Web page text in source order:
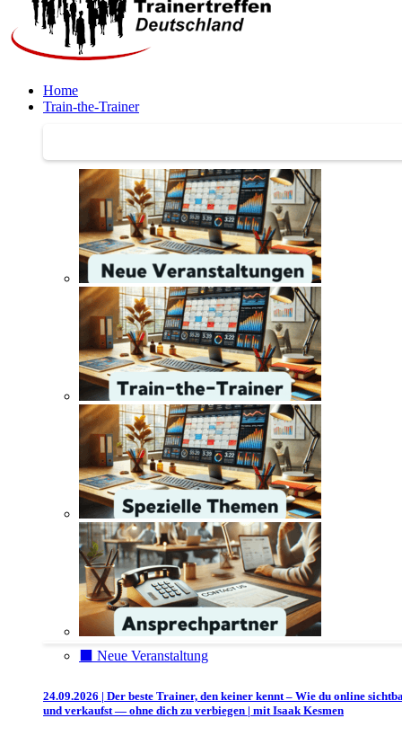
Home
Train-the-Trainer
⬛️ Neue Veranstaltung
24.09.2026 | Der beste Trainer, den keiner kennt – Wie du online
und verkaufst — ohne dich zu verbiegen | mit Isaak Kesmen